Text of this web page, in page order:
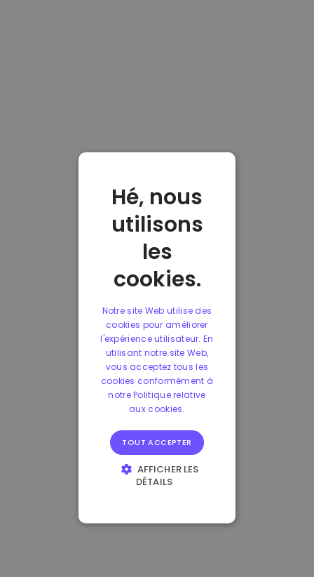
Hé, nous
utilisons
les
cookies.
Notre site Web utilise des
cookies pour améliorer
l'expérience utilisateur. En
utilisant notre site Web,
vous acceptez tous les
cookies conformément à
notre Politique relative
aux cookies.
TOUT ACCEPTER
AFFICHER LES
DÉTAILS